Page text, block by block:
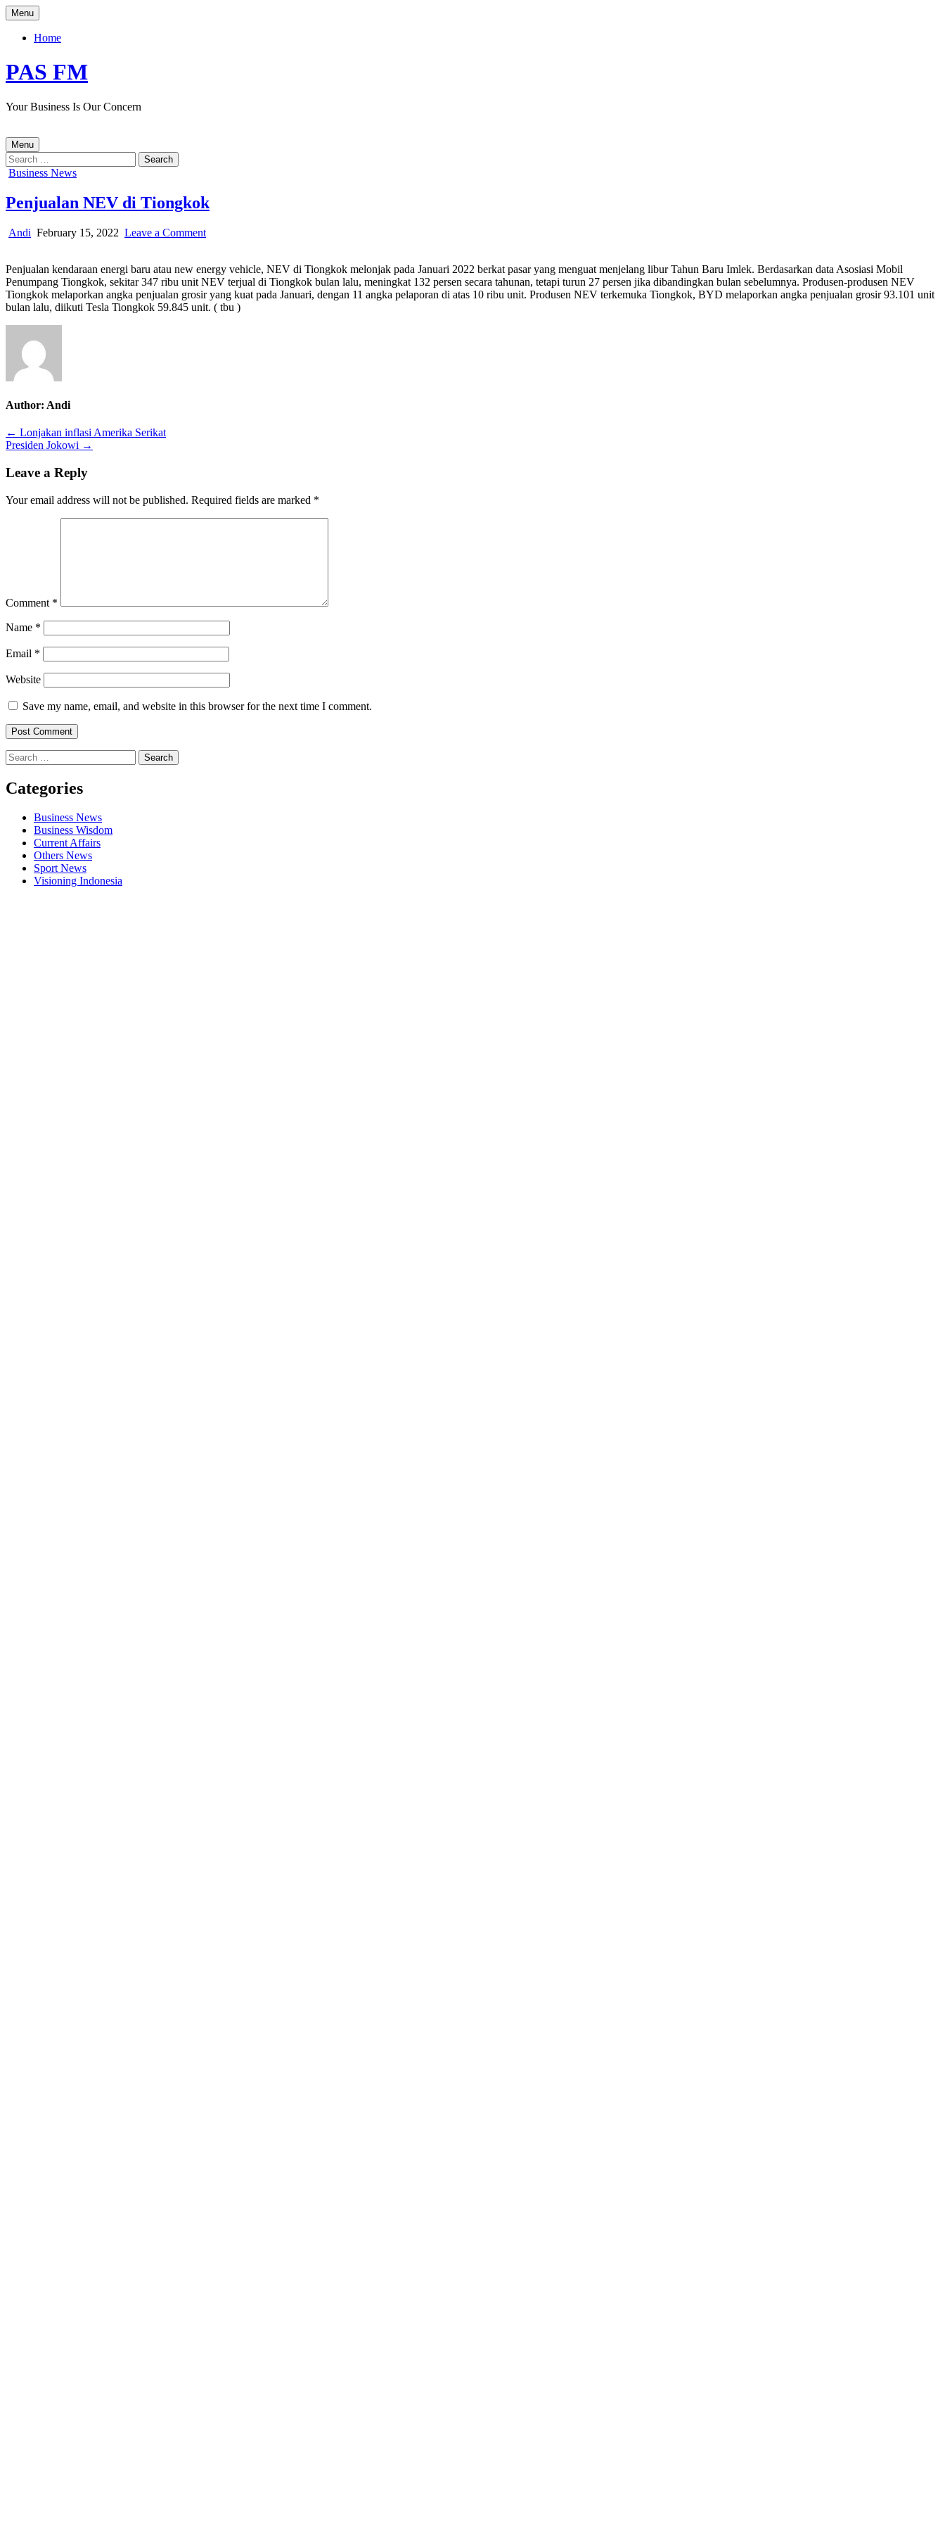
Skip
to
content
Menu
Home
PAS FM
Your Business Is Our Concern
Menu
Search
for:
Posted
Business News
Penjualan NEV di Tiongkok
Author:
Andi Published
February 15, 2022 Leave a Commenton
di
Tiongkok
Penjualan kendaraan energi baru atau new energy vehicle, NEV di Tiongkok melonjak pada Januari 2022 berkat pasar yang menguat menjelang libur Tahun Baru Imlek. Berdasarkan data Asosiasi Mobil
Penumpang Tiongkok, sekitar 347 ribu unit NEV terjual di Tiongkok bulan lalu, meningkat 132 persen secara tahunan, tetapi turun 27 persen jika dibandingkan bulan sebelumnya. Produsen-produsen NEV
Tiongkok melaporkan angka penjualan grosir yang kuat pada Januari, dengan 11 angka pelaporan di atas 10 ribu unit. Produsen NEV terkemuka Tiongkok, BYD melaporkan angka penjualan grosir 93.101 unit
bulan lalu, diikuti Tesla Tiongkok 59.845 unit. ( tbu )
Author: Andi
Post
navigation
← Lonjakan inflasi Amerika Serikat
Presiden Jokowi →
Leave a Reply
Your email address will not be published. Required fields are marked *
Comment *
Name *
Email *
Website
Save my name, email, and website in this browser for the next time I comment.
Search
for:
Categories
Business News
Business Wisdom
Current Affairs
Others News
Sport News
Visioning Indonesia